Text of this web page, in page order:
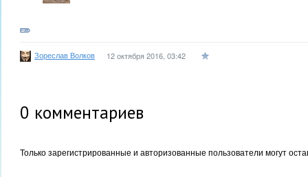
Зореслав Волков 12 октября 2016, 03:42
0 комментариев
Только зарегистрированные и авторизованные пользователи могут